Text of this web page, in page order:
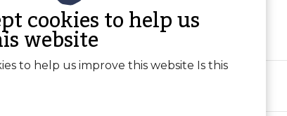
cookies to help us
website
to help us improve this website Is this